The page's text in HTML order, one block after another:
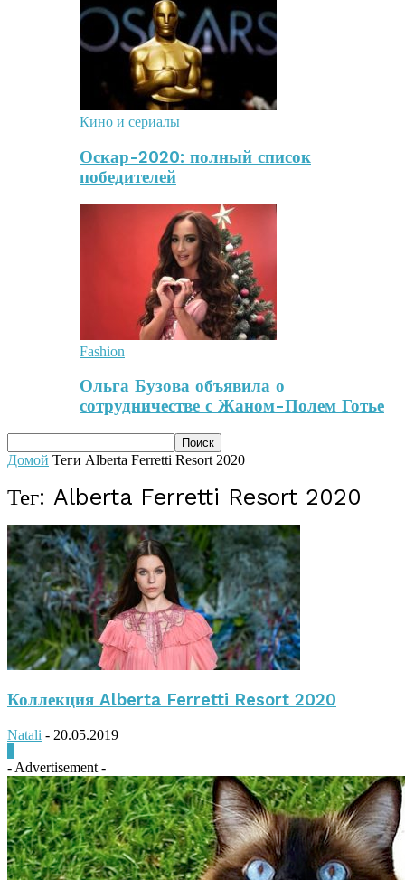
Кино и сериалы
Оскар-2020: полный список
победителей
Fashion
Ольга Бузова объявила о
сотрудничестве с Жаном-Полем Готье
Домой Теги Alberta Ferretti Resort 2020
Тег: Alberta Ferretti Resort 2020
Коллекция Alberta Ferretti Resort 2020
Natali - 20.05.2019
- Advertisement -